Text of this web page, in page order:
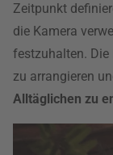
Zeitpunkt
die Kamera
festzuhalten. Die
zu arrangieren
Alltäglichen zu